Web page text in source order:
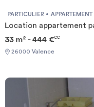
PARTICULIER APPARTEMENT
Location appartement
33 m² - 444 €CC
26000 Valence